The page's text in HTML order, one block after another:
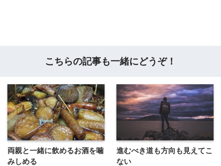
こちらの記事も一緒にどうぞ！
両親と一緒に飲めるお酒を噛
みしめる
進むべき道も方向も見えてこ
ない